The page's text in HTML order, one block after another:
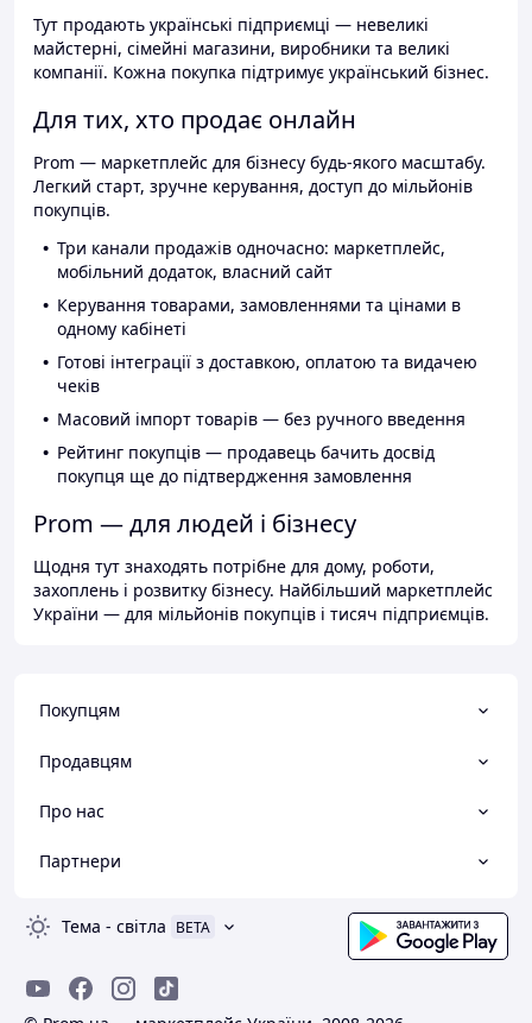
Тут продають українські підприємці — невеликі
майстерні, сімейні магазини, виробники та великі
компанії. Кожна покупка підтримує український бізнес.
Для тих, хто продає онлайн
Prom — маркетплейс для бізнесу будь-якого масштабу.
Легкий старт, зручне керування, доступ до мільйонів
покупців.
Три канали продажів одночасно: маркетплейс,
мобільний додаток, власний сайт
Керування товарами, замовленнями та цінами в
одному кабінеті
Готові інтеграції з доставкою, оплатою та видачею
чеків
Масовий імпорт товарів — без ручного введення
Рейтинг покупців — продавець бачить досвід
покупця ще до підтвердження замовлення
Prom — для людей і бізнесу
Щодня тут знаходять потрібне для дому, роботи,
захоплень і розвитку бізнесу. Найбільший маркетплейс
України — для мільйонів покупців і тисяч підприємців.
Покупцям
Продавцям
Про нас
Партнери
Тема - світла BETA